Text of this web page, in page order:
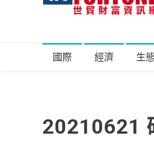
國際 經濟 生態
20210621